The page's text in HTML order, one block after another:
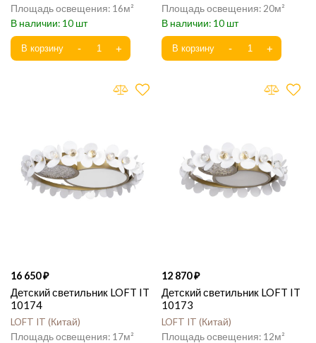
16
10
20
10
16 650
Детский светильник LOFT IT
10174
LOFT IT Китай
17
12 870
Детский светильник LOFT IT
10173
LOFT IT Китай
12